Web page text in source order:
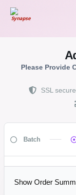
Please Provide
SSL
Batch
Show Order